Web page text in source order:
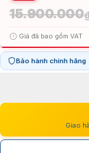
15.900.000
Giá
gốc
là:
Giá
hiện
tại
Giá đã bao gồm VAT
Bảo hành chính hãng
Giao